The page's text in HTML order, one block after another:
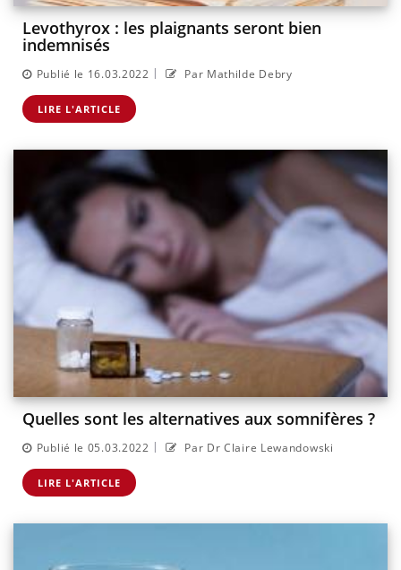
Levothyrox : les plaignants seront bien
indemnisés
Publié le 16.03.2022 | Par Mathilde Debry
LIRE L'ARTICLE
Quelles sont les alternatives aux somnifères ?
Publié le 05.03.2022 | Par Dr Claire Lewandowski
LIRE L'ARTICLE